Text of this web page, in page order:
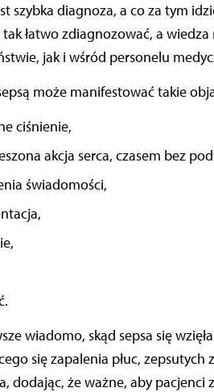
szybka diagnoza, a co za tym
tak łatwo zdiagnozować, a
jak i wśród personelu
może manifestować takie
ciśnienie,
akcja serca, czasem bez
świadomości,
wiadomo, skąd sepsa się
się zapalenia płuc,
dodając, że ważne, aby